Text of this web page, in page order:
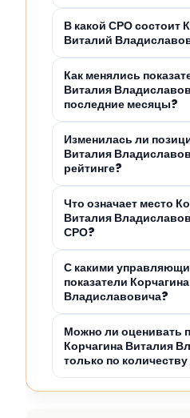
В какой СРО состоит
Виталий
Как менялись
Виталия
последние месяцы?
Изменилась ли
Виталия
рейтинге?
Что означает место
Виталия
СРО?
С какими
показатели
Владиславовича?
Можно ли оценивать
Корчагина Виталия
только по